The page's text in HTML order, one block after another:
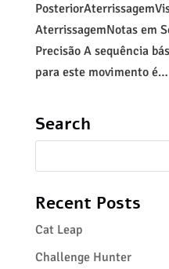
AterrissagemNotas em
Precisão A sequência
para este movimento
Search
Recent Posts
Cat Leap
Challenge Hunter